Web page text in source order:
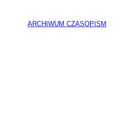
ARCHIWUM CZASOPISM